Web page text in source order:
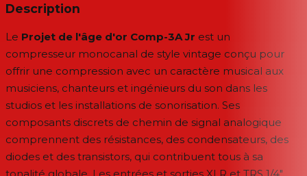
Description
Le Projet de l'âge d'or Comp-3A Jr est un
compresseur monocanal de style vintage conçu pour
offrir une compression avec un caractère musical aux
musiciens, chanteurs et ingénieurs du son dans les
studios et les installations de sonorisation. Ses
composants discrets de chemin de signal analogique
comprennent des résistances, des condensateurs, des
diodes et des transistors, qui contribuent tous à sa